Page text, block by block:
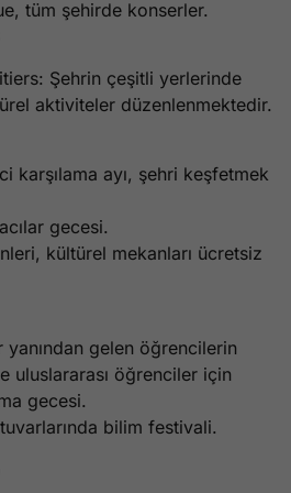
tüm şehirde konserler.
Şehrin çeşitli yerlerinde
aktiviteler düzenlenmektedir.
karşılama ayı, şehri keşfetmek
gecesi.
kültürel mekanları ücretsiz
yanından gelen öğrencilerin
uluslararası öğrenciler için
gecesi.
bilim festivali.